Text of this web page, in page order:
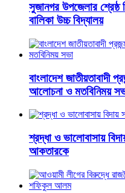
সুজানগর উপজেলার শ্রেষ্ঠ
বালিকা উচ্চ বিদ্যালয়
বাংলাদেশ জাতীয়তাবাদী
আলোচনা ও মতবিনিময়
শ্রদ্ধা ও ভালোবাসায়
আকতারকে